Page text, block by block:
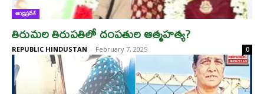
ఆంధ్రప్రదేశ్
తిరుమల తిరుపతిలో దంపతుల ఆత్మహత్య?
REPUBLIC HINDUSTAN - February 7, 2025 0